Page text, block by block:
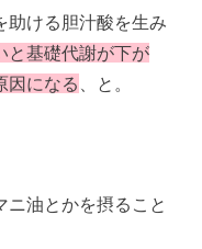
助ける胆汁酸を生み
と基礎代謝が下が
因になる
、と。
ニ油とかを摂ること